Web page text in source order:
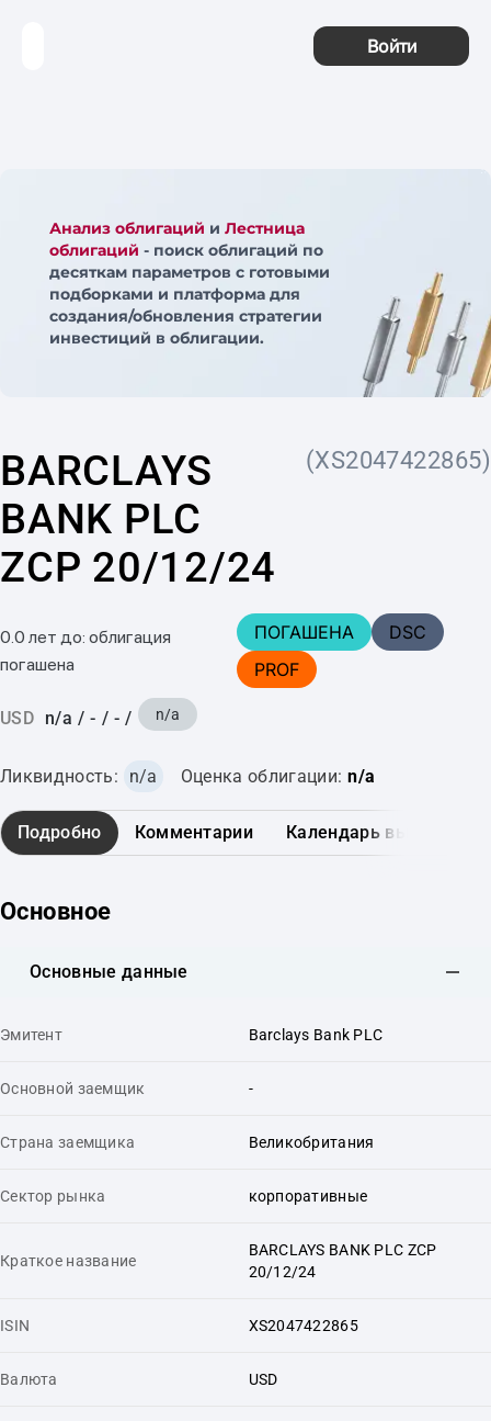
Войти
Анализ облигаций и Лестница
облигаций - поиск облигаций по
десяткам параметров с готовыми
подборками и платформа для
создания/обновления стратегии
инвестиций в облигации.
BARCLAYS
BANK PLC
ZCP 20/12/24
(XS2047422865)
0.0 лет до: облигация
погашена
ПОГАШЕНА
DSC
PROF
USD n/a / - / - / n/a
Ликвидность: n/a Оценка облигации: n/a
Подробно Комментарии Календарь выплат
Основное
Основные данные
Эмитент Barclays Bank PLC
Основной заемщик -
Страна заемщика Великобритания
Сектор рынка корпоративные
Краткое название
BARCLAYS BANK PLC ZCP
20/12/24
ISIN XS2047422865
Валюта USD